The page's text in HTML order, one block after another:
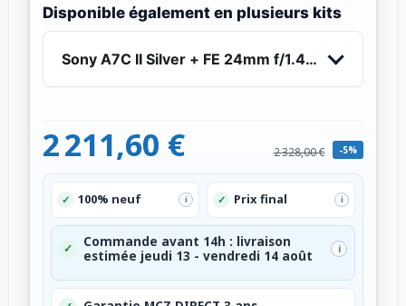
Disponible également en plusieurs kits
Sony A7C II Silver + FE 24mm f/1.4 GM -
2 211,60 € 2 328,00 € -5%
✓ 100% neuf i ✓ Prix final i
✓
Commande avant 14h : livraison
estimée jeudi 13 - vendredi 14 août
i